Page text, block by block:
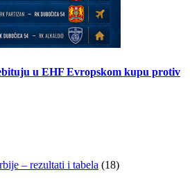
u EHF Evropskom kupu protiv
– rezultati i tabela (18)